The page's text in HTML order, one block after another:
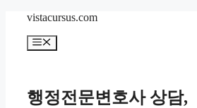
content
vistacursus.com
Menu
행정전문변호사 상담,